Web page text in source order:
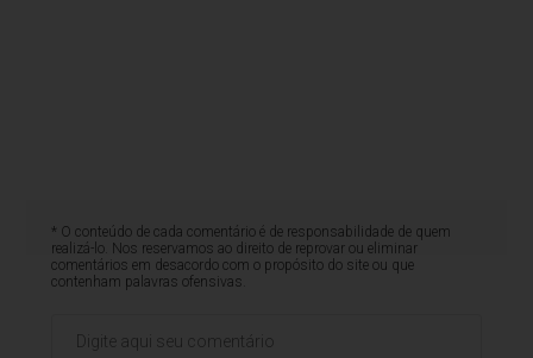
* O conteúdo de cada comentário é de responsabilidade de quem
realizá-lo. Nos reservamos ao direito de reprovar ou eliminar
comentários em desacordo com o propósito do site ou que
contenham palavras ofensivas.